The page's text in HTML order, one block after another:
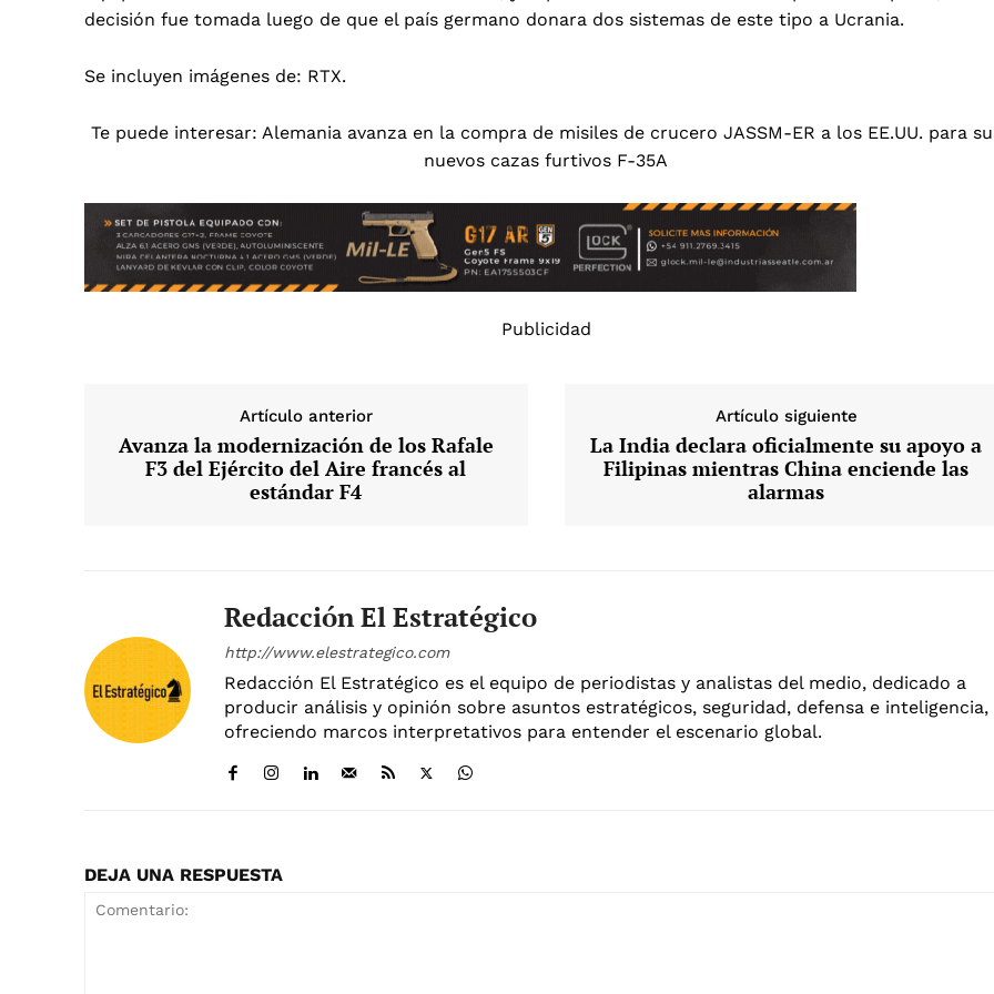
decisión fue tomada luego de que el país germano donara dos sistemas de este tipo a Ucrania.
Se incluyen imágenes de: RTX.
Te puede interesar: Alemania avanza en la compra de misiles de crucero JASSM-ER a los EE.UU. para
nuevos cazas furtivos F-35A
Publicidad
Artículo anterior
Avanza la modernización de los Rafale
F3 del Ejército del Aire francés al
estándar F4
Artículo siguiente
La India declara oficialmente su apoyo a
Filipinas mientras China enciende las
alarmas
Redacción El Estratégico
http://www.elestrategico.com
Redacción El Estratégico es el equipo de periodistas y analistas del medio, dedicado a
producir análisis y opinión sobre asuntos estratégicos, seguridad, defensa e inteligencia,
ofreciendo marcos interpretativos para entender el escenario global.
DEJA UNA RESPUESTA